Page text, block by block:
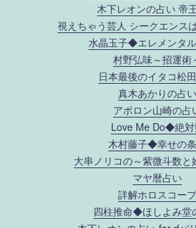
木下レオンの占い 帝
視えちゃう芸人 シークエンス
水晶玉子◆エレメンタ
村野弘味～招運術
日本最後のイタコ松
真木あかりの占い
アポロン山崎の占
Love Me Do◆絶対
木村藤子◆幸せの
大串ノリコの～紫微斗数と
マヤ暦占い
詳解ホロスコープ
四柱推命◆ほしよみ堂